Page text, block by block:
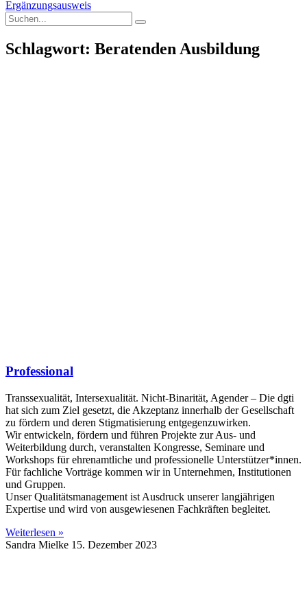
Ergänzungsausweis
Schlagwort: Beratenden Ausbildung
Professional
Transsexualität, Intersexualität. Nicht-Binarität, Agender – Die dgti
hat sich zum Ziel gesetzt, die Akzeptanz innerhalb der Gesellschaft
zu fördern und deren Stigmatisierung entgegenzuwirken.
Wir entwickeln, fördern und führen Projekte zur Aus- und
Weiterbildung durch, veranstalten Kongresse, Seminare und
Workshops für ehrenamtliche und professionelle Unterstützer*innen.
Für fachliche Vorträge kommen wir in Unternehmen, Institutionen
und Gruppen.
Unser Qualitätsmanagement ist Ausdruck unserer langjährigen
Expertise und wird von ausgewiesenen Fachkräften begleitet.
Weiterlesen »
Sandra Mielke 15. Dezember 2023